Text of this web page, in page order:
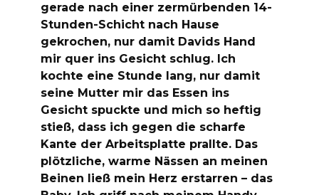
gerade nach einer zermürbenden 14-
Stunden-Schicht nach Hause
gekrochen, nur damit Davids Hand
mir quer ins Gesicht schlug. Ich
kochte eine Stunde lang, nur damit
seine Mutter mir das Essen ins
Gesicht spuckte und mich so heftig
stieß, dass ich gegen die scharfe
Kante der Arbeitsplatte prallte. Das
plötzliche, warme Nässen an meinen
Beinen ließ mein Herz erstarren – das